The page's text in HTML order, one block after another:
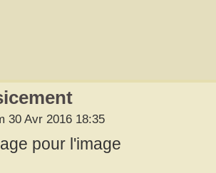
30 Avr 2016 18:35
pour l'image